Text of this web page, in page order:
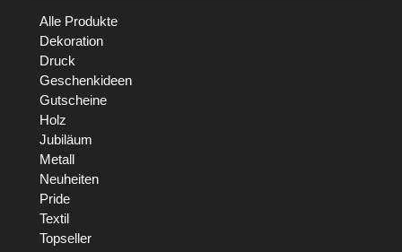
Alle Produkte
Dekoration
Druck
Geschenkideen
Gutscheine
Holz
Jubiläum
Metall
Neuheiten
Pride
Textil
Topseller